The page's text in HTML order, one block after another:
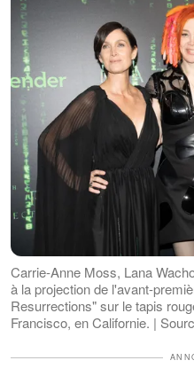
Carrie-Anne Moss, Lana
à la projection de l'avant-
Resurrections" sur le tapis
Francisco, en Californie. |